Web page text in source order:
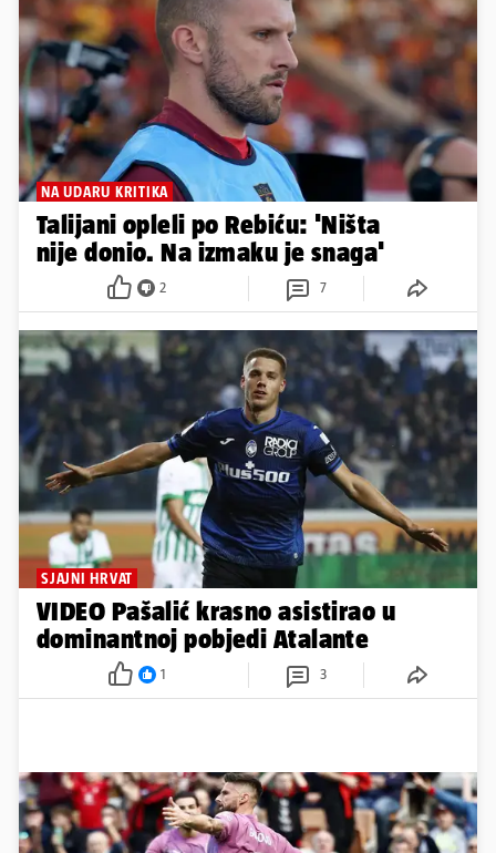
NA UDARU KRITIKA
Talijani opleli po Rebiću: 'Ništa
nije donio. Na izmaku je snaga'
2 7
SJAJNI HRVAT
VIDEO Pašalić krasno asistirao u
dominantnoj pobjedi Atalante
1 3